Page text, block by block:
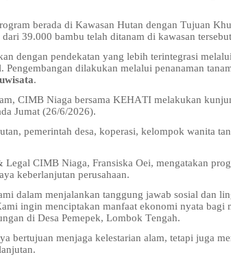
berada di Kawasan Hutan dengan Tujuan
39.000 bambu telah ditanam di kawasan
dengan pendekatan yang lebih terintegrasi
dilakukan melalui penanaman
.
CIMB Niaga bersama KEHATI melakukan
Jumat (26/6/2026).
pemerintah desa, koperasi, kelompok wanita
CIMB Niaga, Fransiska Oei, mengatakan
keberlanjutan perusahaan.
dalam menjalankan tanggung jawab sosial dan
ingin menciptakan manfaat ekonomi nyata bagi
di Desa Pemepek, Lombok Tengah.
bertujuan menjaga kelestarian alam, tetapi juga